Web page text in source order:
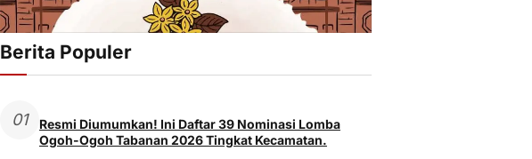
Berita Populer
01
Resmi Diumumkan! Ini Daftar 39 Nominasi Lomba
Ogoh-Ogoh Tabanan 2026 Tingkat Kecamatan.